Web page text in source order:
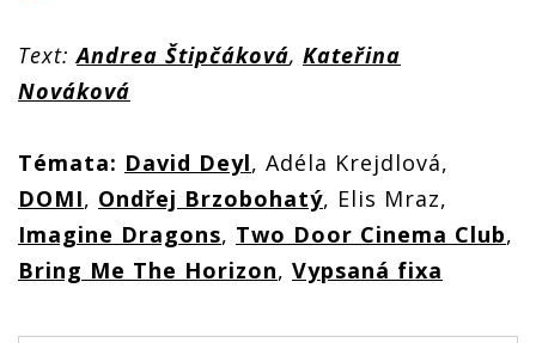
Text:Andrea Štipčáková, Kateřina
Nováková
Témata: David Deyl, Adéla Krejdlová,
DOMI, Ondřej Brzobohatý, Elis Mraz,
Imagine Dragons, Two Door Cinema Club,
Bring Me The Horizon, Vypsaná fixa